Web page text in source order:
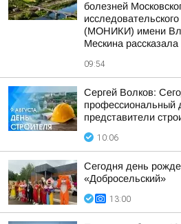
болезней
(МОНИКИ) имени
Мескина
09:54
Сергей Волков:
профессиональный
представители
10:06
Сегодня день
«Добросельский»
13:00